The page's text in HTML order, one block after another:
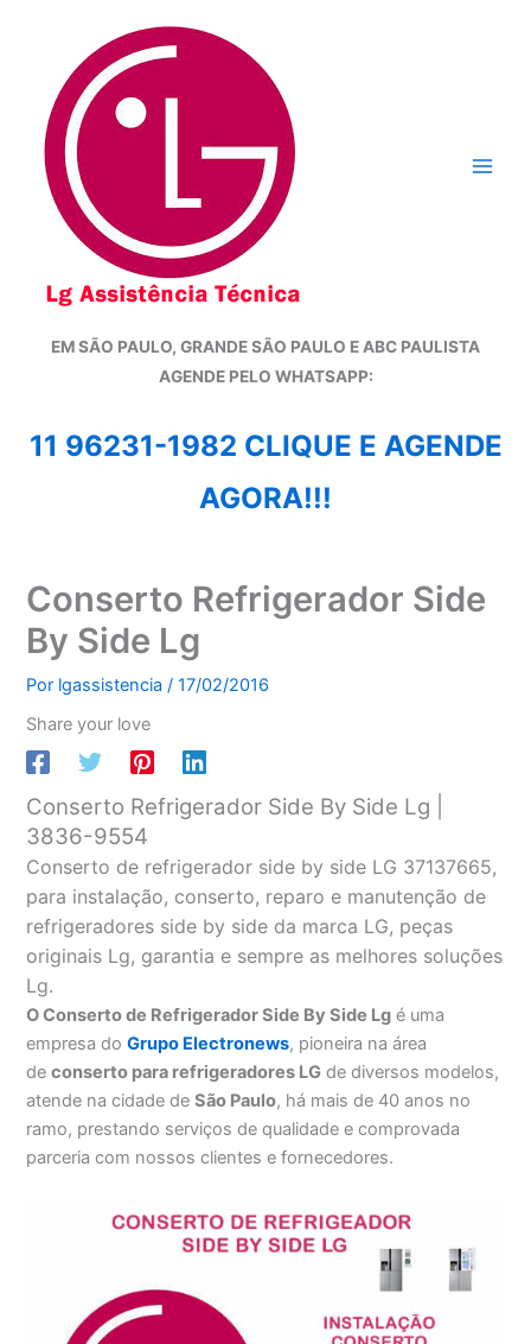
conteúdo
EM SÃO PAULO, GRANDE SÃO PAULO E ABC PAULISTA
AGENDE PELO WHATSAPP:
11 96231-1982 CLIQUE E AGENDE
AGORA!!!
Conserto Refrigerador Side
By Side Lg
Por lgassistencia/17/02/2016
Share your love
Conserto Refrigerador Side By Side Lg |
3836-9554
Conserto de refrigerador side by side LG 37137665,
para instalação, conserto, reparo e manutenção de
refrigeradores side by side da marca LG, peças
originais Lg, garantia e sempre as melhores soluções
Lg.
O Conserto de Refrigerador Side By Side Lg é uma
empresa doGrupo Electronews, pioneira na área
deconserto para refrigeradores LG de diversos modelos,
atende na cidade deSão Paulo, há mais de 40 anos no
ramo, prestando serviços de qualidade e comprovada
parceria com nossos clientes e fornecedores.